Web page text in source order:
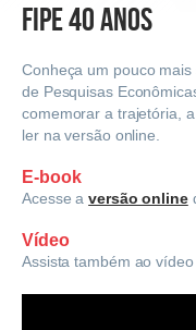
Fipe 40 anos
Conheça um pouco
de Pesquisas
comemorar a trajetória,
ler na versão online.
E-book
Acesse aversão online
Vídeo
Assista também ao